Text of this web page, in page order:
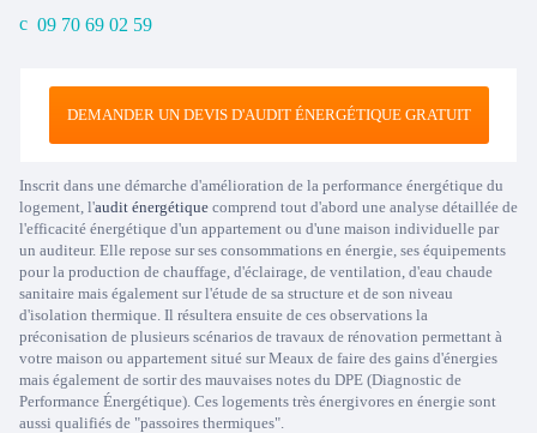
09 70 69 02 59
DEMANDER UN DEVIS D'AUDIT ÉNERGÉTIQUE GRATUIT
Inscrit dans une démarche d'amélioration de la performance énergétique du
logement, l'audit énergétique comprend tout d'abord une analyse détaillée de
l'efficacité énergétique d'un appartement ou d'une maison individuelle par
un auditeur. Elle repose sur ses consommations en énergie, ses équipements
pour la production de chauffage, d'éclairage, de ventilation, d'eau chaude
sanitaire mais également sur l'étude de sa structure et de son niveau
d'isolation thermique. Il résultera ensuite de ces observations la
préconisation de plusieurs scénarios de travaux de rénovation permettant à
votre maison ou appartement situé sur Meaux de faire des gains d'énergies
mais également de sortir des mauvaises notes du DPE (Diagnostic de
Performance Énergétique). Ces logements très énergivores en énergie sont
aussi qualifiés de "passoires thermiques".